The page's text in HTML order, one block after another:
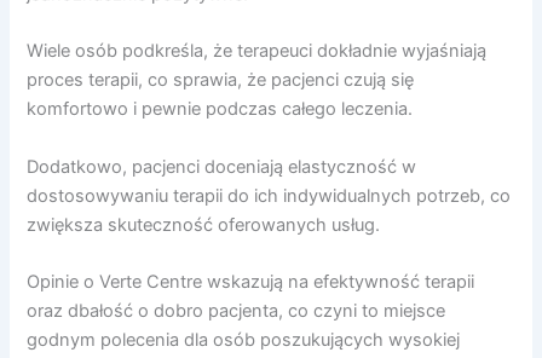
Wiele osób podkreśla, że terapeuci dokładnie wyjaśniają
proces terapii, co sprawia, że pacjenci czują się
komfortowo i pewnie podczas całego leczenia.
Dodatkowo, pacjenci doceniają elastyczność w
dostosowywaniu terapii do ich indywidualnych potrzeb, co
zwiększa skuteczność oferowanych usług.
Opinie o Verte Centre wskazują na efektywność terapii
oraz dbałość o dobro pacjenta, co czyni to miejsce
godnym polecenia dla osób poszukujących wysokiej